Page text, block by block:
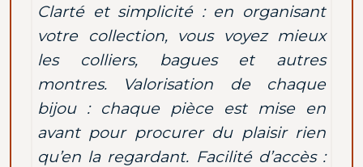
Clarté et simplicité : en organisant
votre collection, vous voyez mieux
les colliers, bagues et autres
montres. Valorisation de chaque
bijou : chaque pièce est mise en
avant pour procurer du plaisir rien
qu’en la regardant. Facilité d’accès :